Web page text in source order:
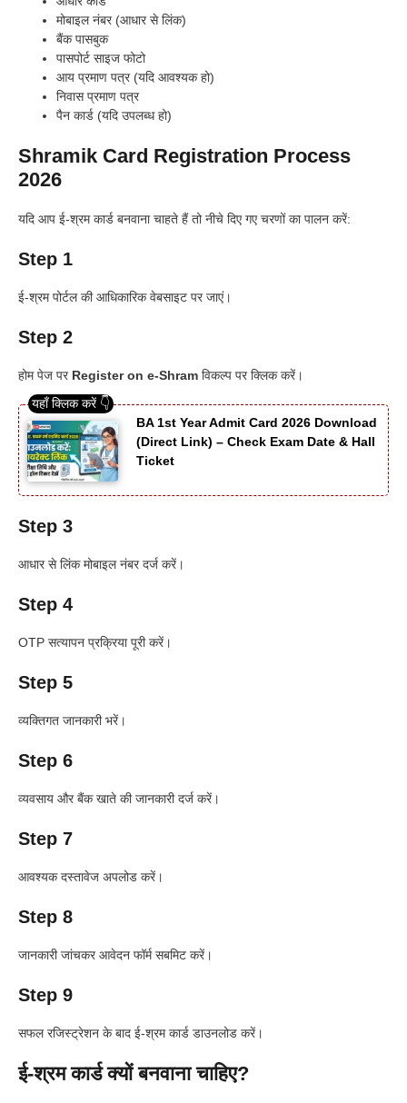
मोबाइल नंबर (आधार से लिंक)
बैंक पासबुक
पासपोर्ट साइज फोटो
आय प्रमाण पत्र (यदि आवश्यक हो)
निवास प्रमाण पत्र
पैन कार्ड (यदि उपलब्ध हो)
Shramik Card Registration Process
2026
यदि आप ई-श्रम कार्ड बनवाना चाहते हैं तो नीचे दिए गए चरणों का पालन करें:
Step 1
ई-श्रम पोर्टल की आधिकारिक वेबसाइट पर जाएं।
Step 2
होम पेज पर Register on e-Shram विकल्प पर क्लिक करें।
BA 1st Year Admit Card 2026 Download
(Direct Link) – Check Exam Date & Hall
Ticket
Step 3
आधार से लिंक मोबाइल नंबर दर्ज करें।
Step 4
OTP सत्यापन प्रक्रिया पूरी करें।
Step 5
व्यक्तिगत जानकारी भरें।
Step 6
व्यवसाय और बैंक खाते की जानकारी दर्ज करें।
Step 7
आवश्यक दस्तावेज अपलोड करें।
Step 8
जानकारी जांचकर आवेदन फॉर्म सबमिट करें।
Step 9
सफल रजिस्ट्रेशन के बाद ई-श्रम कार्ड डाउनलोड करें।
ई-श्रम कार्ड क्यों बनवाना चाहिए?